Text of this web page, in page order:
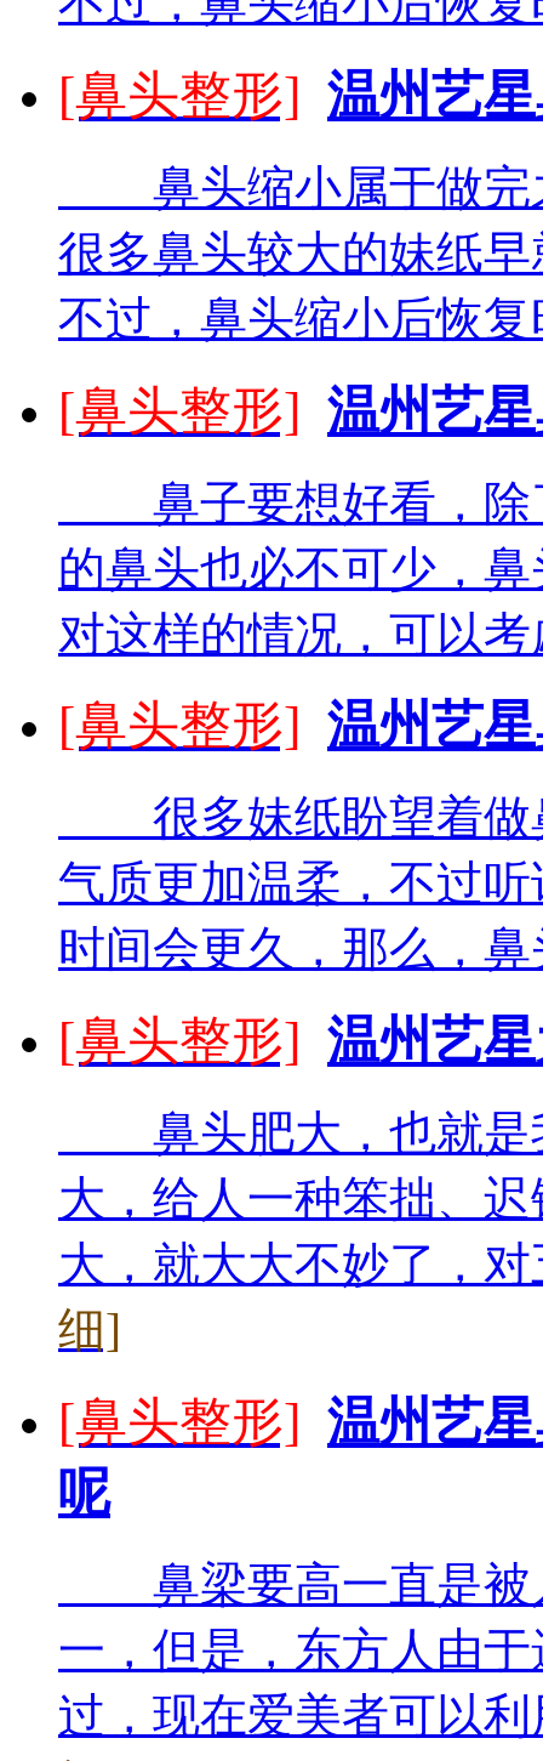
[鼻头整形] 温州艺
鼻头缩小属于做完
很多鼻头较大的妹纸
不过，鼻头缩小后
[鼻头整形] 温州艺
鼻子要想好看，除
的鼻头也必不可少，
对这样的情况，可以
[鼻头整形] 温州艺
很多妹纸盼望着做
气质更加温柔，不过
时间会更久，那么，
[鼻头整形] 温州艺
鼻头肥大，也就是
大，给人一种笨拙、
大，就大大不妙了，
细]
[鼻头整形] 温州艺
呢
鼻梁要高一直是被
一，但是，东方人由
过，现在爱美者可以